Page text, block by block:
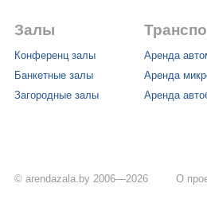
Залы
Конференц залы
Банкетные залы
Загородные залы
Аренда
Аренда
Аренда
© arendazala.by 2006—2026 О